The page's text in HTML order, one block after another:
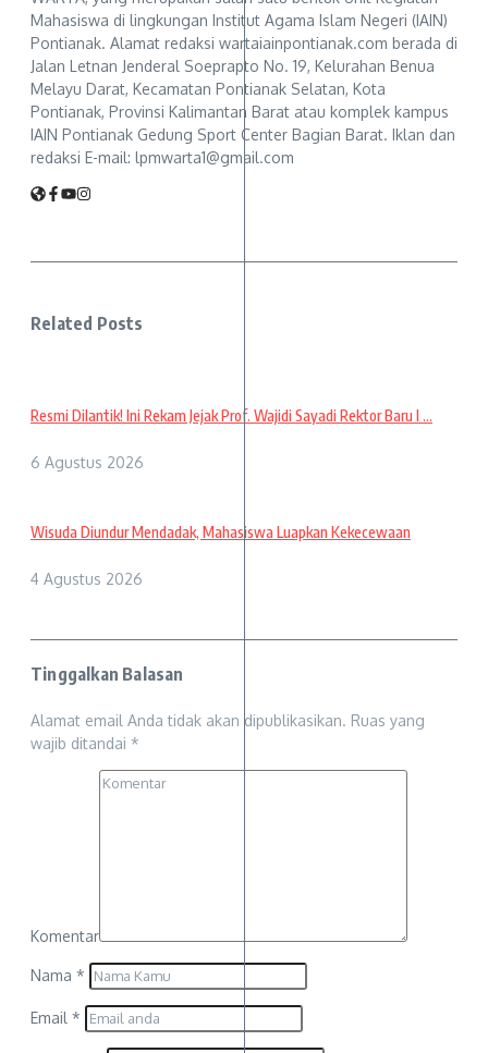
Mahasiswa di lingkungan Institut Agama Islam Negeri (IAIN)
Pontianak. Alamat redaksi wartaiainpontianak.com berada di
Jalan Letnan Jenderal Soeprapto No. 19, Kelurahan Benua
Melayu Darat, Kecamatan Pontianak Selatan, Kota
Pontianak, Provinsi Kalimantan Barat atau komplek kampus
IAIN Pontianak Gedung Sport Center Bagian Barat. Iklan dan
redaksi E-mail: lpmwarta1@gmail.com
Related Posts
Resmi Dilantik! Ini Rekam Jejak Prof. Wajidi Sayadi Rektor Baru I ...
6 Agustus 2026
Wisuda Diundur Mendadak, Mahasiswa Luapkan Kekecewaan
4 Agustus 2026
Tinggalkan Balasan
Alamat email Anda tidak akan dipublikasikan. Ruas yang
wajib ditandai *
Komentar
Nama *
Email *